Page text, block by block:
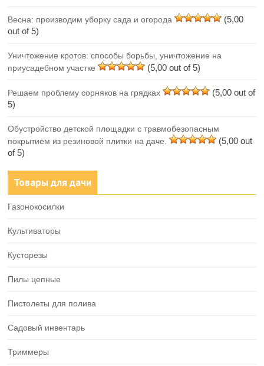
Весна: производим уборку сада и огорода
(5,00
out of 5)
Уничтожение кротов: способы борьбы, уничтожение на
приусадебном участке
(5,00 out of 5)
Решаем проблему сорняков на грядках
(5,00 out of
5)
Обустройство детской площадки с травмобезопасным
покрытием из резиновой плитки на даче.
(5,00 out
of 5)
Товары для дачи
Газонокосилки
Культиваторы
Кусторезы
Пилы цепные
Пистолеты для полива
Садовый инвентарь
Триммеры